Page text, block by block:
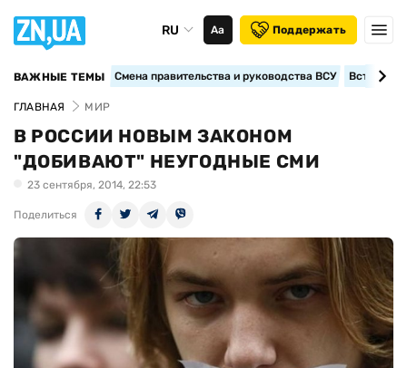
RU Аа Поддержать
ВАЖНЫЕ ТЕМЫ Смена правительства и руководства ВСУ
ГЛАВНАЯ МИР
В РОССИИ НОВЫМ ЗАКОНОМ
"ДОБИВАЮТ" НЕУГОДНЫЕ СМИ
23 сентября, 2014, 22:53
Поделиться